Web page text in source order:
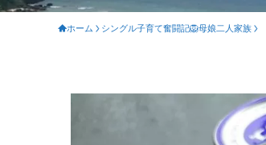
ホーム シングル子育て奮闘記🦁母娘二人家族